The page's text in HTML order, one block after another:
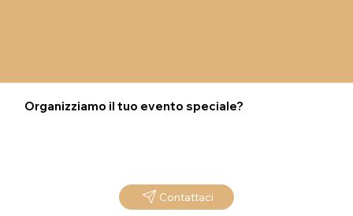
Organizziamo il tuo evento speciale?
Contattaci